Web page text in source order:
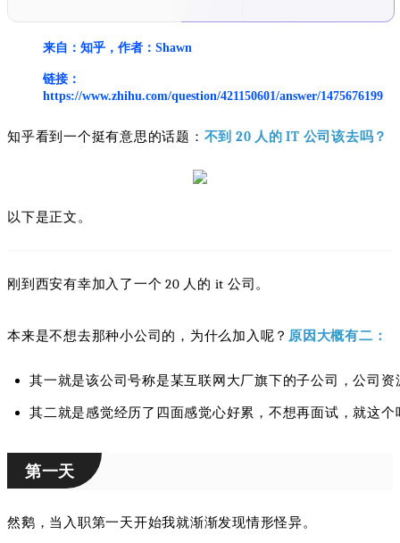
来自：知乎，作者：Shawn
链接：
https://www.zhihu.com/question/421150601/answer/1475676199
知乎看到一个挺有意思的话题： 不到 20 人的 IT 公司该去吗？
以下是正文。
刚到西安有幸加入了一个 20 人的 it 公司。
本来是不想去那种小公司的，为什么加入呢？ 原因大概有二：
其一就是该公司号称是某互联网大厂旗下的子公司，公司资
其二就是感觉经历了四面感觉心好累，不想再面试，就这个
第一天
然鹅，当入职第一天开始我就渐渐发现情形怪异。